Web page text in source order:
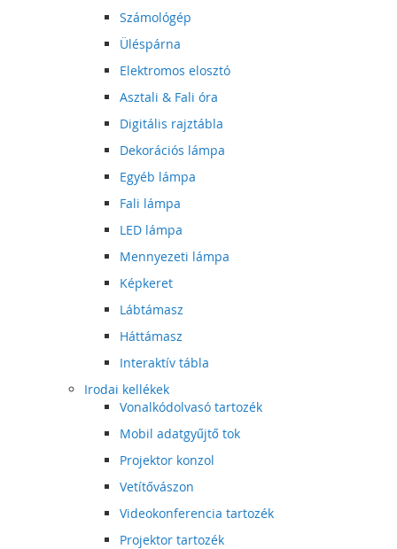
Számológép
Üléspárna
Elektromos elosztó
Asztali & Fali óra
Digitális rajztábla
Dekorációs lámpa
Egyéb lámpa
Fali lámpa
LED lámpa
Mennyezeti lámpa
Képkeret
Lábtámasz
Háttámasz
Interaktív tábla
Irodai kellékek
Vonalkódolvasó tartozék
Mobil adatgyűjtő tok
Projektor konzol
Vetítővászon
Videokonferencia tartozék
Projektor tartozék